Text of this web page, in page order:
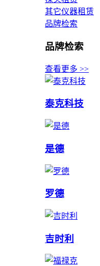
其它仪器租赁
品牌检索
品牌检索
查看更多 >>
泰克科技
是德
罗德
吉时利